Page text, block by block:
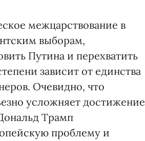
межцарствование в
выборам,
Путина и перехватить
зависит от единства
Очевидно, что
усложняет достижение
Трамп
проблему и